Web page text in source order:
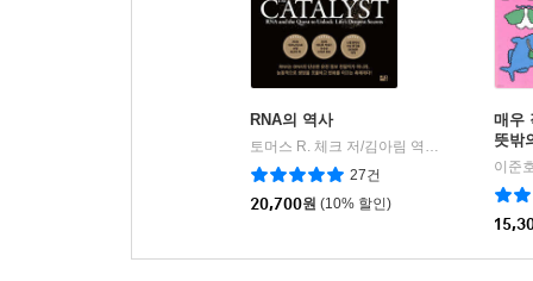
RNA의 역사
토머스 R. 체크 저/김아림 역
| 세종서적
27건
20,700원 (10% 할인)
매우
뜻밖
이준